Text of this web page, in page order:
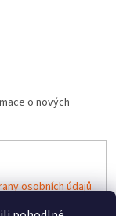
o nových
osobních údajů